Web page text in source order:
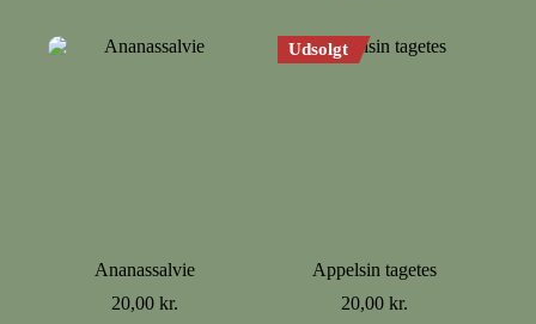
Ananassalvie
20,00kr.
Udsolgt
Appelsin tagetes
20,00kr.